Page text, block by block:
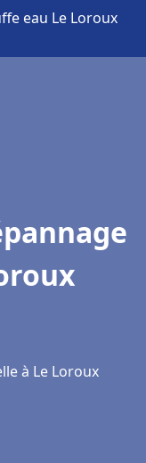
eau Le Loroux
à Le Loroux